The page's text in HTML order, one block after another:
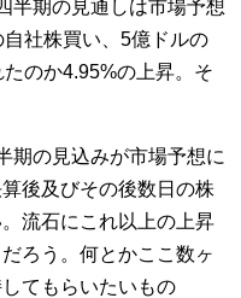
半期の見通しは市場予想
社株買い、5億ドルの
のか4.95%の上昇。そ
期の見込みが市場予想に
後及びその後数日の株
流石にこれ以上の上昇
ろう。何とかここ数ヶ
てもらいたいもの